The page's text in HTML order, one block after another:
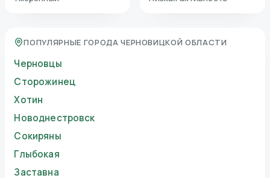
ПОПУЛЯРНЫЕ ГОРОДА ЧЕРНОВИЦКОЙ ОБЛАСТИ
Черновцы
Сторожинец
Хотин
Новоднестровск
Сокиряны
Глыбокая
Заставна